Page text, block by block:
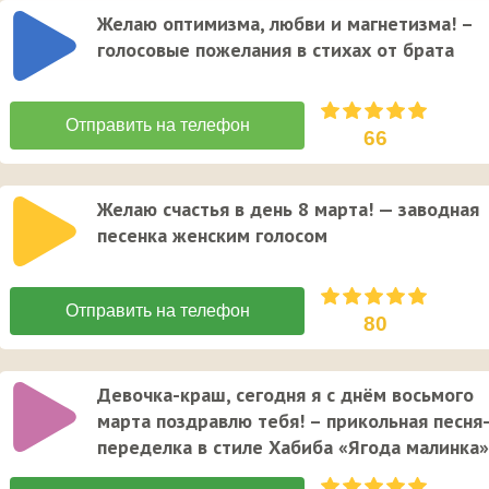
Желаю оптимизма, любви и магнетизма! –
голосовые пожелания в стихах от брата
66
Желаю счастья в день 8 марта! — заводная
песенка женским голосом
80
Девочка-краш, сегодня я с днём вoсьмого
марта поздравлю тебя! – прикольная песня-
переделка в стиле Хабиба «Ягода малинка»